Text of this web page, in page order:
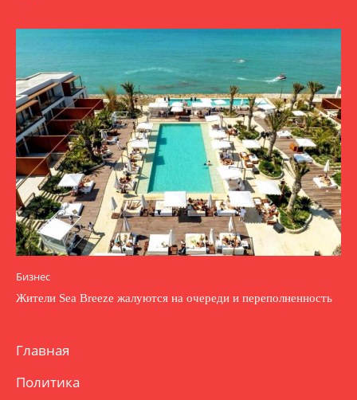
Бизнес
Жители Sea Breeze жалуются на очереди и переполненность
Главная
Политика